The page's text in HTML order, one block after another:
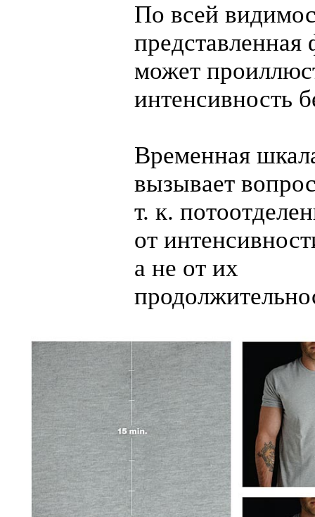
По всей
представленная
может
интенсивность
Временная
вызывает
т. к.
от
а не от их